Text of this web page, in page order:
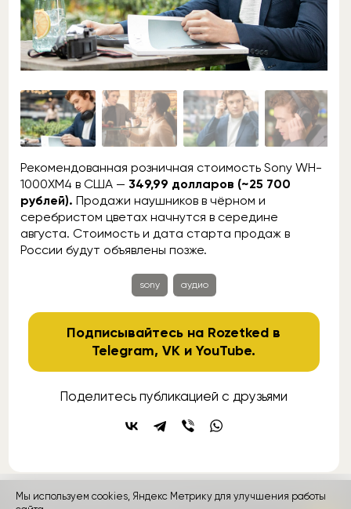
Рекомендованная розничная стоимость Sony WH-
1000XM4 в США — 349,99 долларов (~25 700
рублей). Продажи наушников в чёрном и
серебристом цветах начнутся в середине
августа. Стоимость и дата старта продаж в
России будут объявлены позже.
sony аудио
Подписывайтесь на Rozetked в
Telegram,VK иYouTube.
Поделитесь публикацией с друзьями
Мы используем cookies, Яндекс Метрику для улучшения работы